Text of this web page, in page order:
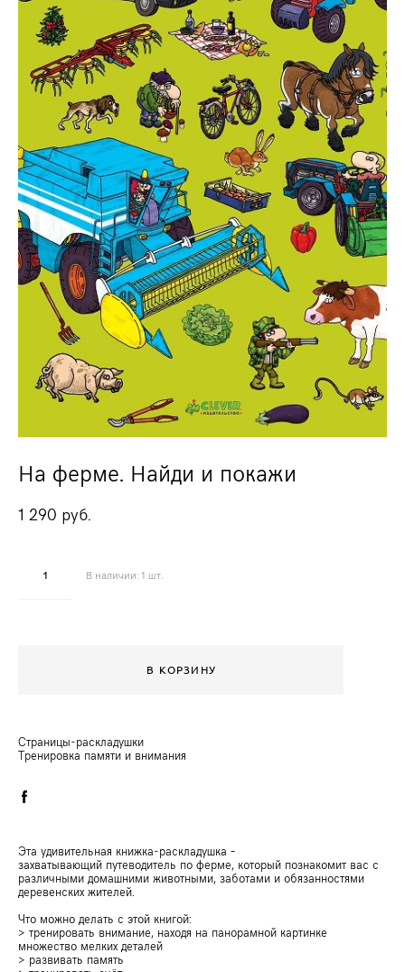
На ферме. Найди и покажи
1 290 pуб.
В наличии:1 шт.
В КОРЗИНУ
Страницы-раскладушки
Тренировка памяти и внимания
Эта удивительная книжка-раскладушка –
захватывающий путеводитель по ферме, который познакомит вас с
различными домашними животными, заботами и обязанностями
деревенских жителей.
Что можно делать с этой книгой:
> тренировать внимание, находя на панорамной картинке
множество мелких деталей
> развивать память